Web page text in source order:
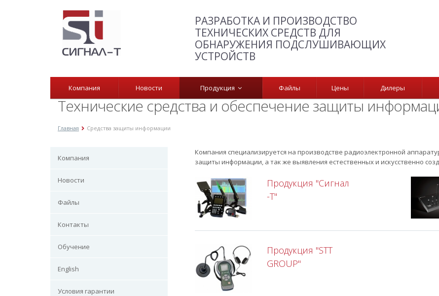
РАЗРАБОТКА И ПРОИЗВОДСТВО
ТЕХНИЧЕСКИХ СРЕДСТВ ДЛЯ
ОБНАРУЖЕНИЯ ПОДСЛУШИВАЮЩИХ
УСТРОЙСТВ
Компания Новости Продукция Файлы Цены Дилеры
Технические средства и обеспечение защиты
Главная Средства защиты информации
Компания
Новости
Файлы
Контакты
Обучение
English
Условия гарантии
Компания специализируется на производстве радиоэлектронной
защиты информации, а так же выявления естественных и искусственно
Продукция "Сигнал
-Т"
Продукция "STT
GROUP"